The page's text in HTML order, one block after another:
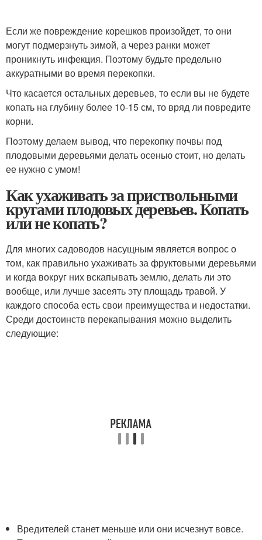
Если же повреждение корешков произойдет, то они
могут подмерзнуть зимой, а через ранки может
проникнуть инфекция. Поэтому будьте предельно
аккуратными во время перекопки.
Что касается остальных деревьев, то если вы не будете
копать на глубину более 10-15 см, то вряд ли повредите
корни.
Поэтому делаем вывод, что перекопку почвы под
плодовыми деревьями делать осенью стоит, но делать
ее нужно с умом!
Как ухаживать за приствольными
кругами плодовых деревьев. Копать
или не копать?
Для многих садоводов насущным является вопрос о
том, как правильно ухаживать за фруктовыми деревьями
и когда вокруг них вскапывать землю, делать ли это
вообще, или лучше засеять эту площадь травой. У
каждого способа есть свои преимущества и недостатки.
Среди достоинств перекапывания можно выделить
следующие:
Вредителей станет меньше или они исчезнут вовсе.